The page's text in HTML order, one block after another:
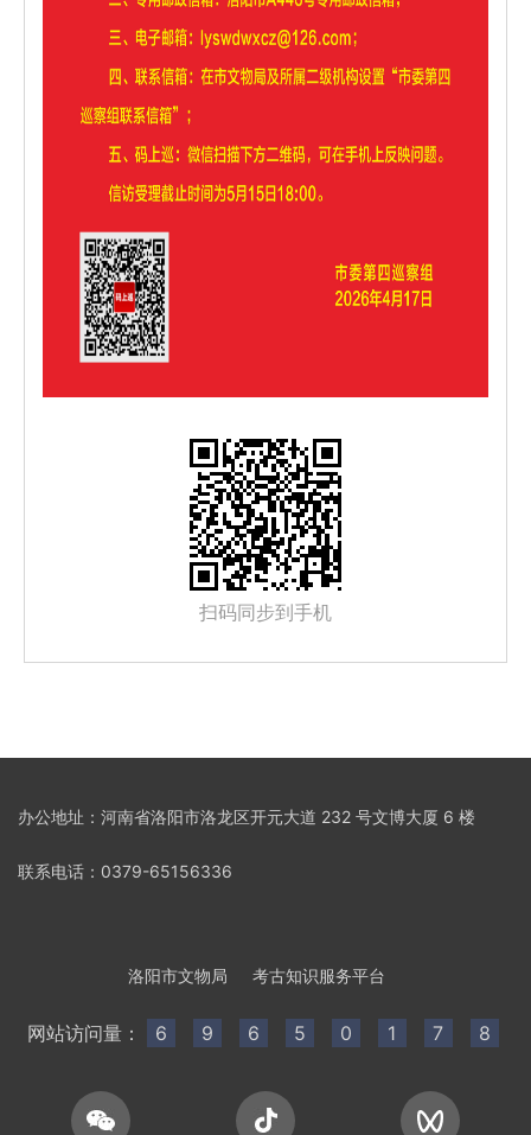
扫码同步到手机
办公地址：河南省洛阳市洛龙区开元大道 232 号文博大厦 6 楼
联系电话：0379-65156336
洛阳市文物局 考古知识服务平台
网站访问量： 6 9 6 5 0 1 7 8